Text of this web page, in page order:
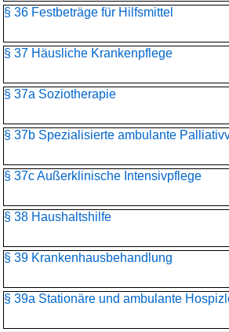
§ 36 Festbeträge für Hilfsmittel
§ 37 Häusliche Krankenpflege
§ 37a Soziotherapie
§ 37b Spezialisierte ambulante
§ 37c Außerklinische Intensivpflege
§ 38 Haushaltshilfe
§ 39 Krankenhausbehandlung
§ 39a Stationäre und ambulante